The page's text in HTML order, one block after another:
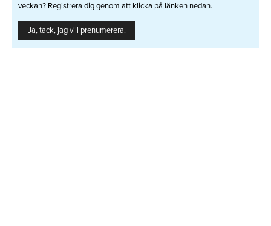
veckan? Registrera dig genom att klicka på länken nedan.
Ja, tack, jag vill prenumerera.